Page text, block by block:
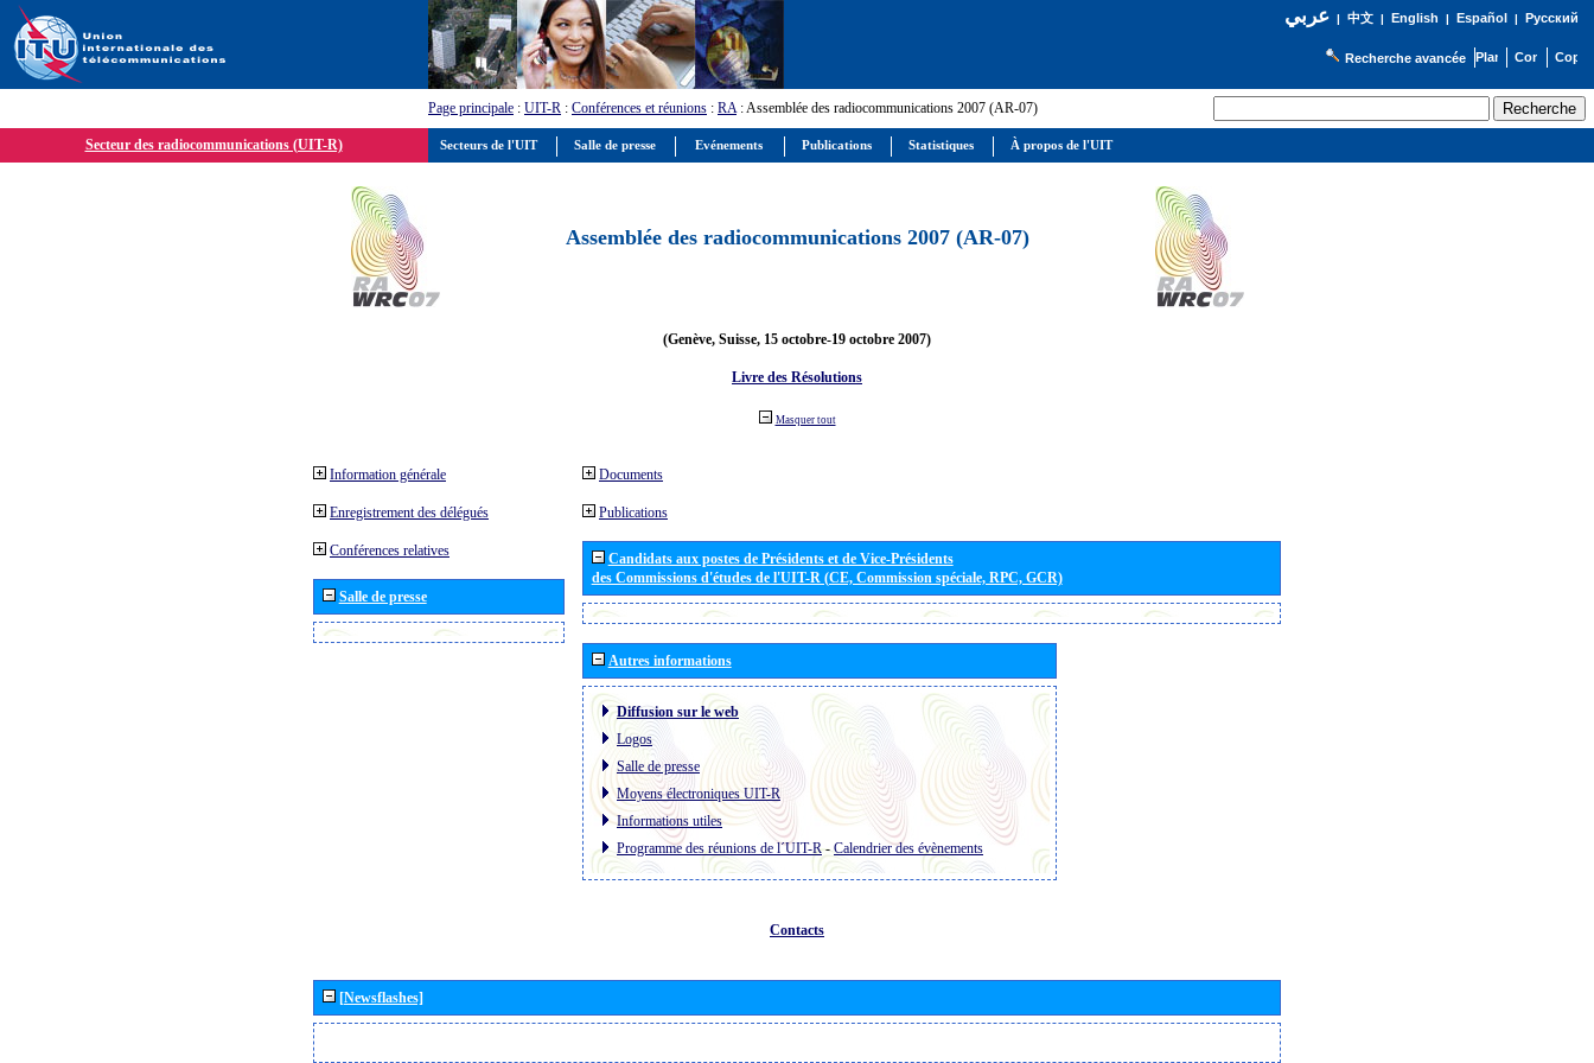
عربي| 中文| English | Español | Русский
Recherche avancée
Page principale : UIT-R : Conférences et réunions : RA: Assemblée des radiocommunications 2007 (AR-07)
Secteur des radiocommunications (UIT-R)
Assemblée des radiocommunications 2007 (AR-07)
(Genève, Suisse, 15 octobre-19 octobre 2007)
Livre des Résolutions
Masquer tout
Information générale
Enregistrement des délégués
Conférences relatives
Salle de presse
Documents
Publications
Candidats aux postes de Présidents et de Vice-Présidents
des Commissions d'études de l'UIT-R (CE, Commission spéciale, RPC, GCR)
Autres informations
Diffusion sur le web
Logos
Salle de presse
Moyens électroniques UIT-R
Informations utiles
Programme des réunions de l´UIT-R- Calendrier des évènements
Contacts
[Newsflashes]
Secteurs de l'UIT Salle de presse Evénements Publications Statistiques À propos de l'UIT